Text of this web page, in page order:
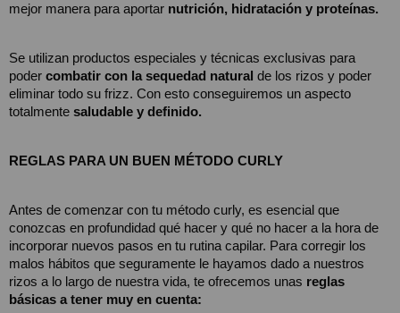
mejor manera para aportar nutrición, hidratación y proteínas.
Se utilizan productos especiales y técnicas exclusivas para
poder combatir con la sequedad natural de los rizos y poder
eliminar todo su frizz. Con esto conseguiremos un aspecto
totalmente saludable y definido.
REGLAS PARA UN BUEN MÉTODO CURLY
Antes de comenzar con tu método curly, es esencial que
conozcas en profundidad qué hacer y qué no hacer a la hora de
incorporar nuevos pasos en tu rutina capilar. Para corregir los
malos hábitos que seguramente le hayamos dado a nuestros
rizos a lo largo de nuestra vida, te ofrecemos unas reglas
básicas a tener muy en cuenta: